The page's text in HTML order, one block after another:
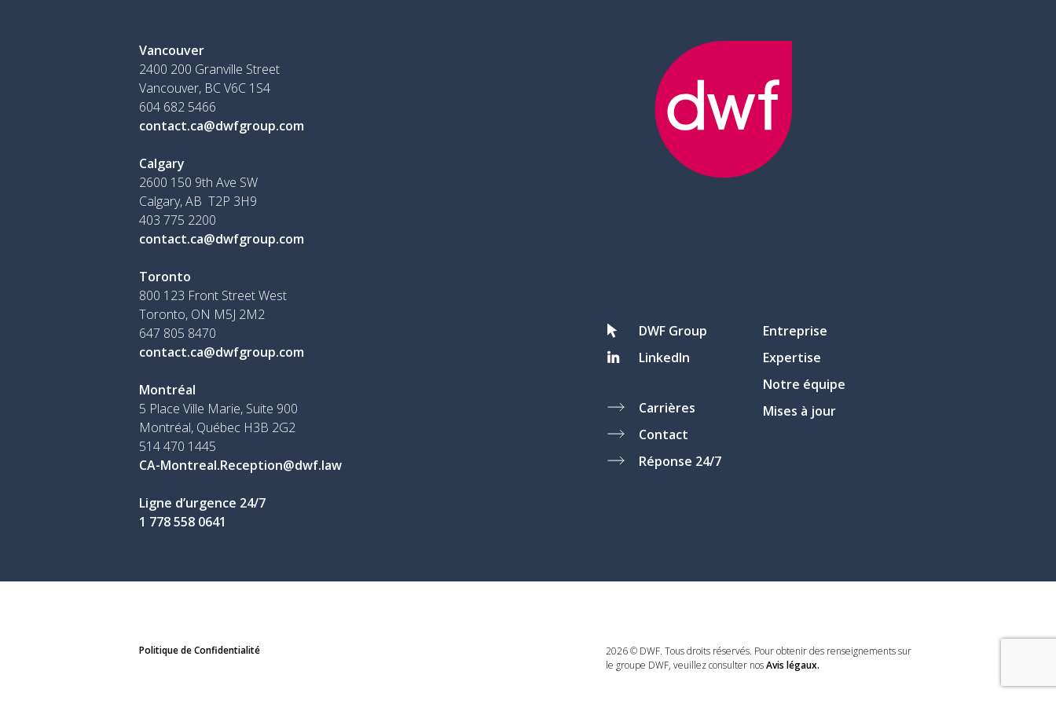
Vancouver
2400 200 Granville Street
Vancouver, BC V6C 1S4
604 682 5466
contact.ca@dwfgroup.com
Calgary
2600 150 9th Ave SW
Calgary, AB T2P 3H9
403 775 2200
contact.ca@dwfgroup.com
Toronto
800 123 Front Street West
Toronto, ON M5J 2M2
647 805 8470
contact.ca@dwfgroup.com
Montréal
5 Place Ville Marie, Suite 900
Montréal, Québec H3B 2G2
514 470 1445
CA-Montreal.Reception@dwf.law
Ligne d’urgence 24/7
1 778 558 0641
DWF Group
LinkedIn
Carrières
Contact
Réponse 24/7
Entreprise
Expertise
Notre équipe
Mises à jour
Politique de Confidentialité
2026 © DWF. Tous droits réservés. Pour obtenir des renseignements sur
le groupe DWF, veuillez consulter nosAvis légaux.